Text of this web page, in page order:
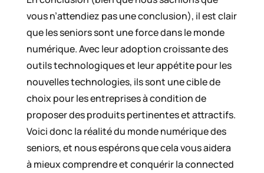
vous n’attendiez pas une conclusion), il est clair
que les seniors sont une force dans le monde
numérique. Avec leur adoption croissante des
outils technologiques et leur appétite pour les
nouvelles technologies, ils sont une cible de
choix pour les entreprises à condition de
proposer des produits pertinentes et attractifs.
Voici donc la réalité du monde numérique des
seniors, et nous espérons que cela vous aidera
à mieux comprendre et conquérir la connected